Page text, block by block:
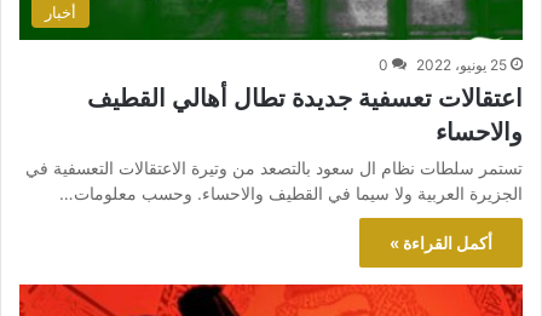
أخبار
25 يونيو، 2022 0
اعتقالات تعسفية جديدة تطال أهالي القطيف
والاحساء
تستمر سلطات نظام ال سعود بالتصعد من وتيرة الاعتقالات التعسفية في
الجزيرة العربية ولا سيما في القطيف والاحساء. وحسب معلومات…
أكمل القراءة »